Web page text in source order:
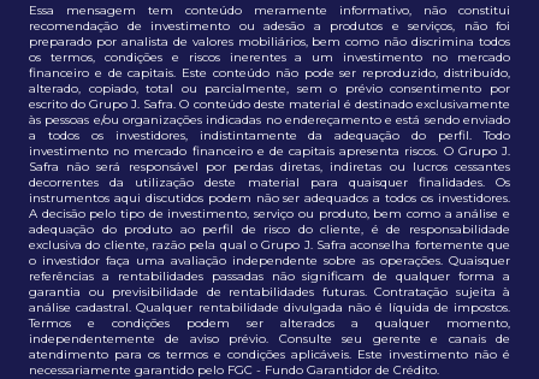
Essa mensagem tem conteúdo meramente informativo, não constitui
recomendação de investimento ou adesão a produtos e serviços, não foi
preparado por analista de valores mobiliários, bem como não discrimina todos
os termos, condições e riscos inerentes a um investimento no mercado
financeiro e de capitais. Este conteúdo não pode ser reproduzido, distribuído,
alterado, copiado, total ou parcialmente, sem o prévio consentimento por
escrito do Grupo J. Safra. O conteúdo deste material é destinado exclusivamente
às pessoas e/ou organizações indicadas no endereçamento e está sendo enviado
a todos os investidores, indistintamente da adequação do perfil. Todo
investimento no mercado financeiro e de capitais apresenta riscos. O Grupo J.
Safra não será responsável por perdas diretas, indiretas ou lucros cessantes
decorrentes da utilização deste material para quaisquer finalidades. Os
instrumentos aqui discutidos podem não ser adequados a todos os investidores.
A decisão pelo tipo de investimento, serviço ou produto, bem como a análise e
adequação do produto ao perfil de risco do cliente, é de responsabilidade
exclusiva do cliente, razão pela qual o Grupo J. Safra aconselha fortemente que
o investidor faça uma avaliação independente sobre as operações. Quaisquer
referências a rentabilidades passadas não significam de qualquer forma a
garantia ou previsibilidade de rentabilidades futuras. Contratação sujeita à
análise cadastral. Qualquer rentabilidade divulgada não é líquida de impostos.
Termos e condições podem ser alterados a qualquer momento,
independentemente de aviso prévio. Consulte seu gerente e canais de
atendimento para os termos e condições aplicáveis. Este investimento não é
necessariamente garantido pelo FGC - Fundo Garantidor de Crédito.